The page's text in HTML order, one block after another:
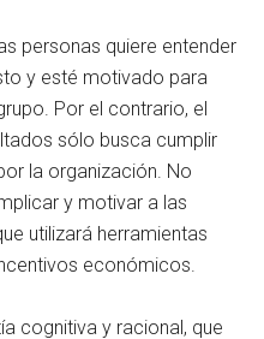
personas quiere entender
y esté motivado para
Por el contrario, el
sólo busca cumplir
la organización. No
y motivar a las
utilizará herramientas
económicos.
cognitiva y racional, que